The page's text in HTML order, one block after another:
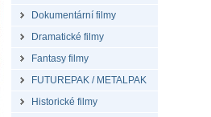
Dokumentární filmy
Dramatické filmy
Fantasy filmy
FUTUREPAK / METALPAK
Historické filmy